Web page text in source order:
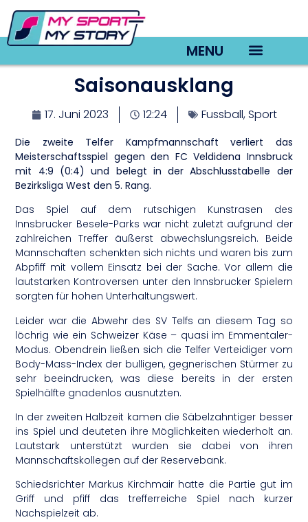
MENU
Saisonausklang
17. Juni 2023 12:24 Fussball,Sport
Die zweite Telfer Kampfmannschaft verliert das
Meisterschaftsspiel gegen den FC Veldidena Innsbruck
mit 4:9 (0:4) und belegt in der Abschlusstabelle der
Bezirksliga West den 5. Rang.
Das Spiel auf dem rutschigen Kunstrasen des
Innsbrucker Besele-Parks war nicht zuletzt aufgrund der
zahlreichen Treffer äußerst abwechslungsreich. Beide
Mannschaften schenkten sich nichts und waren bis zum
Abpfiff mit vollem Einsatz bei der Sache. Vor allem die
lautstarken Kontroversen unter den Innsbrucker Spielern
sorgten für hohen Unterhaltungswert.
Leider war die Abwehr des SV Telfs an diesem Tag so
löchrig wie ein Schweizer Käse – quasi im Emmentaler-
Modus. Obendrein ließen sich die Telfer Verteidiger vom
Body-Mass-Index der bulligen, gegnerischen Stürmer zu
sehr beeindrucken, was diese bereits in der ersten
Spielhälfte gnadenlos ausnutzten.
In der zweiten Halbzeit kamen die Säbelzahntiger besser
ins Spiel und deuteten ihre Möglichkeiten wiederholt an.
Lautstark unterstützt wurden sie dabei von ihren
Mannschaftskollegen auf der Reservebank.
Schiedsrichter Markus Kirchmair hatte die Partie gut im
Griff und pfiff das trefferreiche Spiel nach kurzer
Nachspielzeit ab.